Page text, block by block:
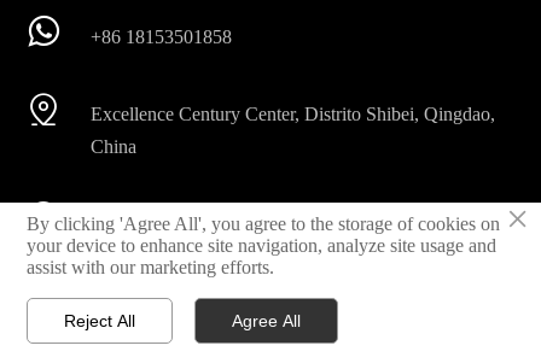
 +86 18153501858

Excellence Century Center, Distrito Shibei, Qingdao,
China

Parque industrial Shahe, Ciudad Laizhou, Provincia
Shandong, China
 Inicio  Correo electrónico
×
By clicking 'Agree All', you agree to the storage of cookies on
your device to enhance site navigation, analyze site usage and
assist with our marketing efforts.
Reject All Agree All